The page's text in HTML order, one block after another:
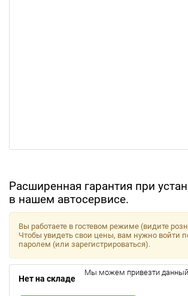
Расширенная гарантия при
в нашем автосервисе.
Вы работаете в гостевом режиме (видите
Чтобы увидеть свои цены, вам нужно войти
паролем (или зарегистрироваться).
Нет на складе
Мы можем привезти данный